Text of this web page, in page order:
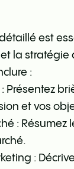
est
la stratégie
:
Présentez
et vos
: Résumez
: